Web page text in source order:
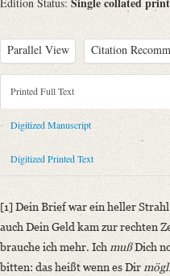
Parallel View Citation
Metadata Concerning Header
Sender: Friedrich von
Recipient: August Wilhelm
Place of Dispatch: Leipzig
Place of Destination:
Notations: Datum erschlossen.
Printed Text
Bibliography: Kritische
Printed Full Text
Digitized Manuscript
Digitized Printed Text
[1] Dein Brief war ein heller
auch Dein Geld kam zur rechten
brauche ich mehr. Ich mußDich
bitten: das heißt wenn es Dir